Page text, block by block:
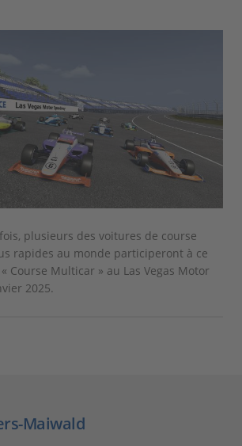
plusieurs des voitures de course
rapides au monde participeront à ce
Course Multicar » au Las Vegas Motor
2025.
Maiwald